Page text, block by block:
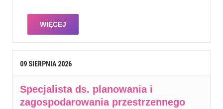
WIĘCEJ
09 SIERPNIA 2026
Specjalista ds. planowania i
zagospodarowania przestrzennego